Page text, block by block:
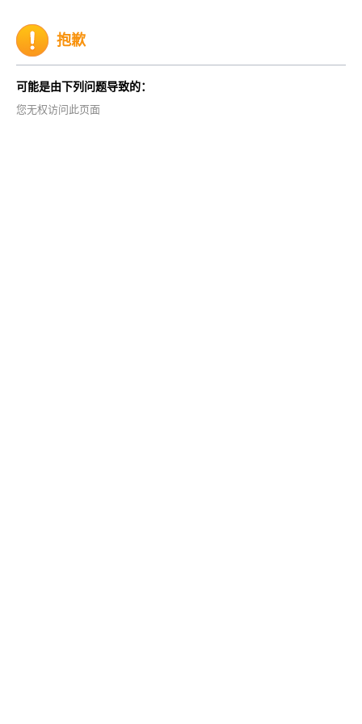
抱歉
可能是由下列问题导致的：
您无权访问此页面